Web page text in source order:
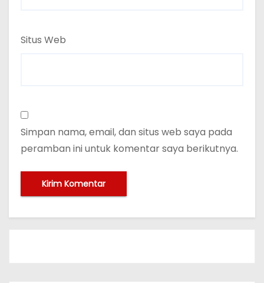
Situs Web
Simpan nama, email, dan situs web saya pada
peramban ini untuk komentar saya berikutnya.